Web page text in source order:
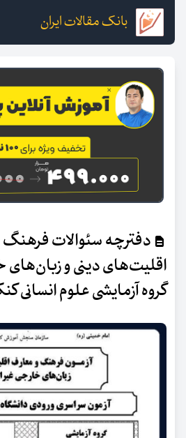
بانک مقالات ایران
دفترچه سئوالات
اقلیت‌های دینی و زبان‌های
گروه آزمایشی علوم انسانی